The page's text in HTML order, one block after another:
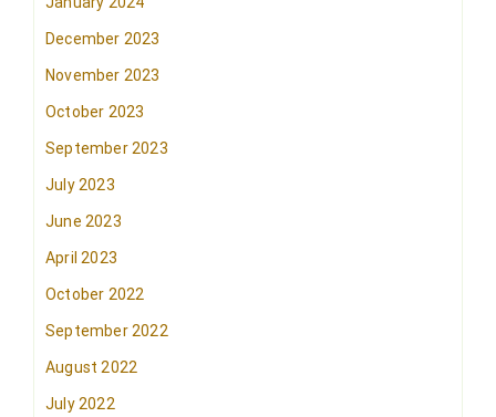
December 2023
November 2023
October 2023
September 2023
July 2023
June 2023
April 2023
October 2022
September 2022
August 2022
July 2022